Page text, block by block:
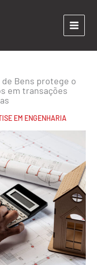
de Bens protege o
em transações
EM ENGENHARIA